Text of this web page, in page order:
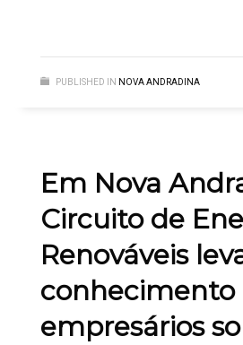
PUBLISHED IN NOVA ANDRADINA
Em Nova
Circuito de
Renováveis
conhecimento
empresários